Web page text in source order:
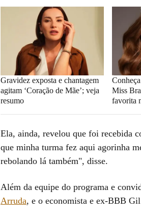
Gravidez exposta e chantagem
agitam ‘Coração de Mãe’; veja
resumo
Miss
favorita
Ela, ainda, revelou que foi recebida
que minha turma fez aqui agorinha
rebolando lá também", disse.
Além da equipe do programa e
Arruda, e o economista e ex-BBB